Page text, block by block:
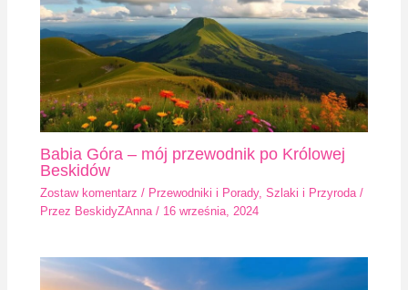
Babia Góra – mój przewodnik po Królowej
Beskidów
Zostaw komentarz / Przewodniki i Porady,Szlaki i Przyroda/
Przez BeskidyZAnna/ 16 września, 2024